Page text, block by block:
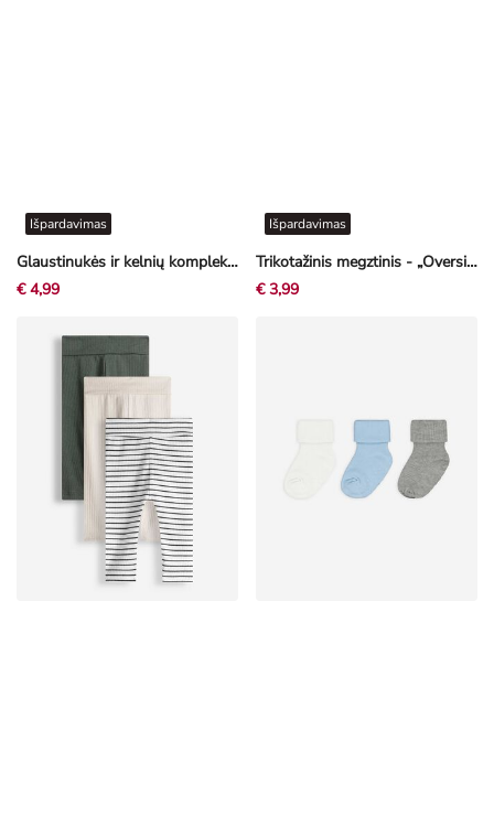
Glaustinukės ir kelnių komplektas - Dovanų rinkinys - švelni balta
Išpardavimas
€ 4,99
Trikotažinis megztinis - „Oversized“ stiliaus - chaki
Išpardavimas
€ 3,99